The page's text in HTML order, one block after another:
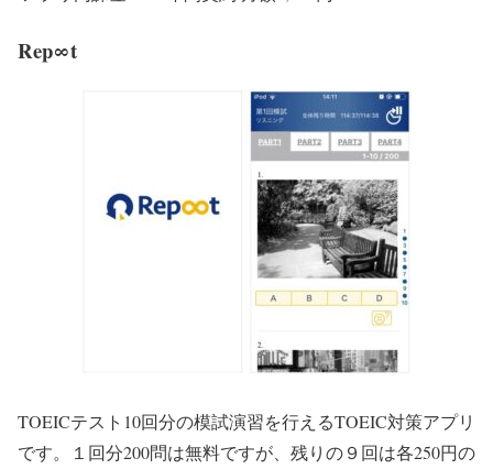
Rep∞t
TOEICテスト10回分の模試演習を行えるTOEIC対策アプリ
です。１回分200問は無料ですが、残りの９回は各250円の